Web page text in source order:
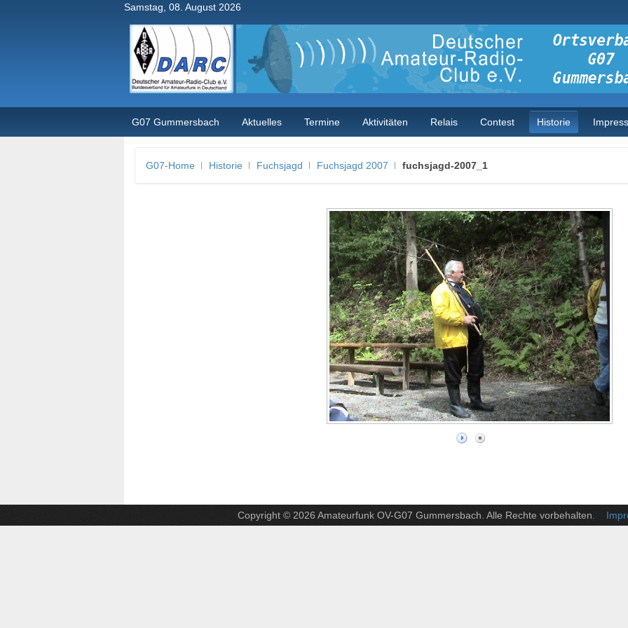
Samstag, 08. August 2026
G07 Gummersbach Aktuelles Termine Aktivitäten Relais Contest Historie
G07-Home Historie Fuchsjagd Fuchsjagd 2007 fuchsjagd-2007_1
Copyright © 2026 Amateurfunk OV-G07 Gummersbach. Alle Rechte vorbehalten .